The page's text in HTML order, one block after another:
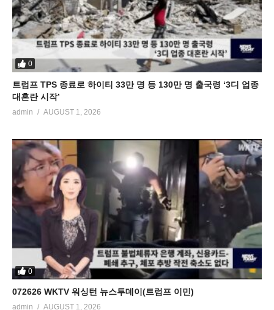
0
트럼프 TPS 종료로 하이티 33만 명 등 130만 명 출국령 ‘3디 업종
대혼란 시작’
admin AUGUST 1, 2026
0
072626 WKTV 워싱턴 뉴스투데이(트럼프 이민)
admin AUGUST 1, 2026